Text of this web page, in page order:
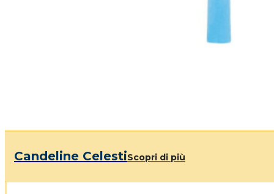
Candeline CelestiScopri di più